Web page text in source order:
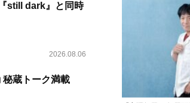
still dark』と同時
2026.08.06
秘蔵トーク満載